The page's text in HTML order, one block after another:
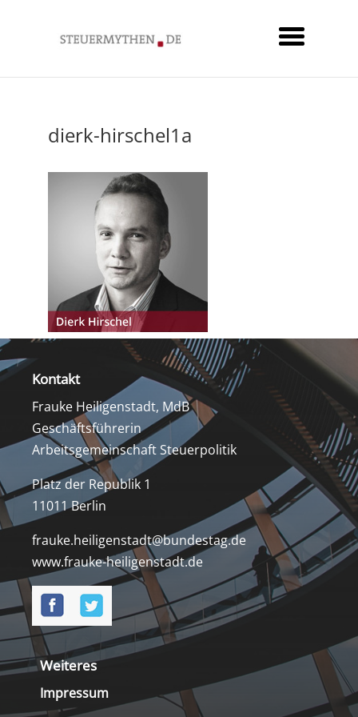
dierk-hirschel1a
Kontakt
Frauke Heiligenstadt, MdB
Geschäftsführerin
Arbeitsgemeinschaft Steuerpolitik
Platz der Republik 1
11011 Berlin
frauke.heiligenstadt@bundestag.de
www.frauke-heiligenstadt.de
Weiteres
Impressum